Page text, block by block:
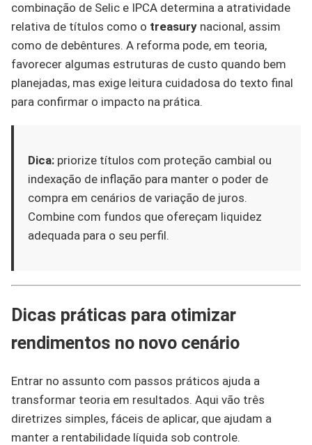
combinação de Selic e IPCA determina a atratividade
relativa de títulos como o treasury nacional, assim
como de debêntures. A reforma pode, em teoria,
favorecer algumas estruturas de custo quando bem
planejadas, mas exige leitura cuidadosa do texto final
para confirmar o impacto na prática.
Dica: priorize títulos com proteção cambial ou
indexação de inflação para manter o poder de
compra em cenários de variação de juros.
Combine com fundos que ofereçam liquidez
adequada para o seu perfil.
Dicas práticas para otimizar
rendimentos no novo cenário
Entrar no assunto com passos práticos ajuda a
transformar teoria em resultados. Aqui vão três
diretrizes simples, fáceis de aplicar, que ajudam a
manter a rentabilidade líquida sob controle.